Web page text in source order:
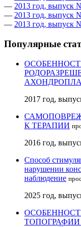
— 2013 год, выпуск
— 2013 год, выпуск
— 2013 год, выпуск
Популярные
2017 год,
К ТЕРАПИИ
2016 год,
Способ
нарушении
наблюдение
2025 год,